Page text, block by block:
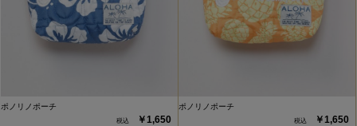
ポノリノポーチ
￥1,650
ポノリノポーチ
￥1,650